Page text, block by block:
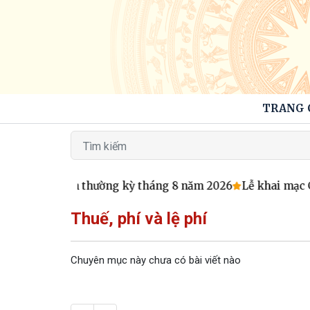
TRANG
họp phiên thường kỳ tháng 8 năm 2026 Lễ khai mạc
Thuế, phí và lệ phí
Chuyên mục này chưa có bài viết nào